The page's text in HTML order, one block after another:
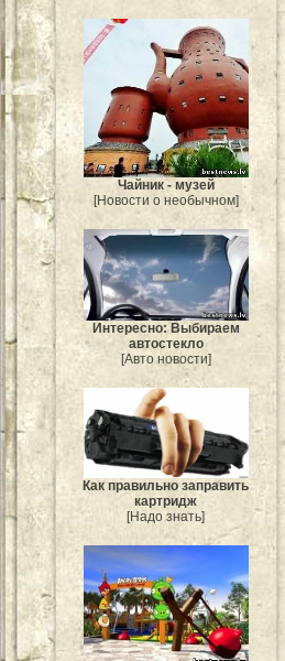
Чайник - музей
[Новости о необычном]
Интересно: Выбираем
автостекло
[Авто новости]
Как правильно заправить
картридж
[Надо знать]